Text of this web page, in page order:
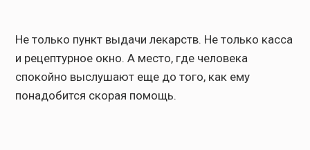
Не только пункт выдачи лекарств. Не только касса
и рецептурное окно. А место, где человека
спокойно выслушают еще до того, как ему
понадобится скорая помощь.